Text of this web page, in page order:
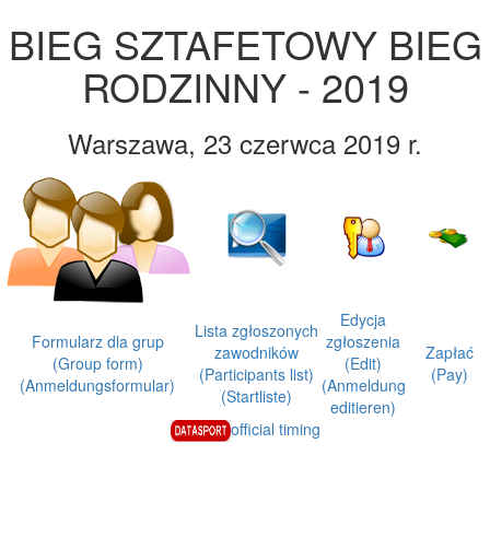
BIEG SZTAFETOWY BIEG
RODZINNY - 2019
Warszawa, 23 czerwca 2019 r.
Formularz dla grup
(Group form)
(Anmeldungsformular)
Lista zgłoszonych
zawodników
(Participants list)
(Startliste)
Edycja
zgłoszenia
(Edit)
(Anmeldung
editieren)
Zapłać
(Pay)
official timing